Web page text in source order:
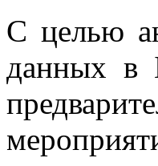
С целью
данных в